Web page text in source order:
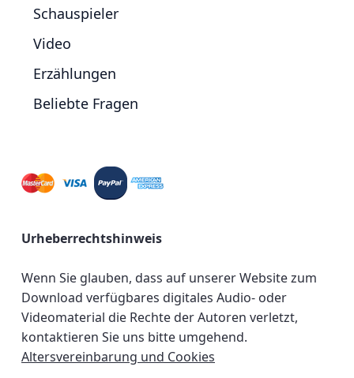
Schauspieler
Video
Erzählungen
Beliebte Fragen
Urheberrechtshinweis
Wenn Sie glauben, dass auf unserer Website zum
Download verfügbares digitales Audio- oder
Videomaterial die Rechte der Autoren verletzt,
kontaktieren Sie uns bitte umgehend.
Altersvereinbarung und Cookies